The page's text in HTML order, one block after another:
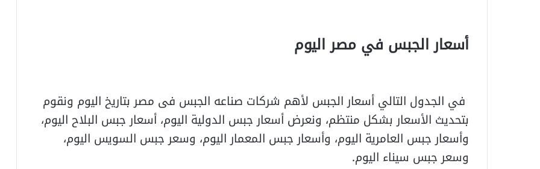
أسعار الجبس في مصر اليوم
في الجدول التالي أسعار الجبس لأهم شركات صناعه الجبس فى مصر بتاريخ اليوم ونقوم
بتحديث الأسعار بشكل منتظم، ونعرض أسعار جبس الدولية اليوم، أسعار جبس البلاح اليوم،
وأسعار جبس العامرية اليوم، وأسعار جبس المعمار اليوم، وسعر جبس السويس اليوم،
وسعر جبس سيناء اليوم.